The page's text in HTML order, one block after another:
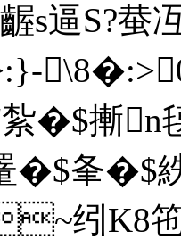
齷s逼S?
�$摲n氁
�$夆�$
纼K8竾